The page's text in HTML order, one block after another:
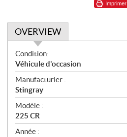
Imprimer
OVERVIEW
O
v
e
r
v
i
e
w
Condition:
Véhicule d'occasion
Manufacturier :
Stingray
Modèle :
225 CR
Année :